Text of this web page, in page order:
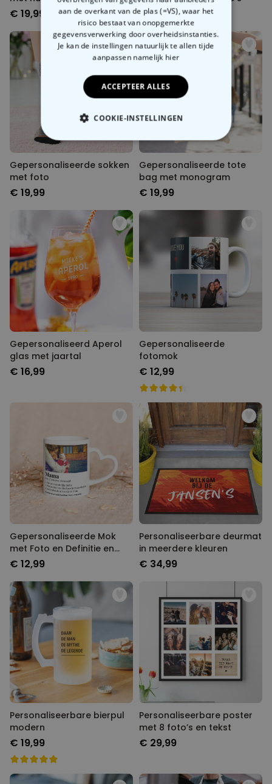
€ 19,99 € 29,99
Gepersonaliseerde sokken
met foto
€ 19,99
Gepersonaliseerde tote bag
met monogram
€ 19,99
Gepersonaliseerd Aperol glas
met jaartal
€ 16,99
Gepersonaliseerde fotomok
€ 12,99
Gepersonaliseerde Mok met
Foto en Definitie en Hart-
handvat
€ 12,99
Personaliseerbare deurmat in
meerdere kleuren
€ 34,99
Personaliseerbare bierpul
modern
€ 19,99
Personaliseerbare poster met
8 foto’s en tekst
€ 29,99
aan de overkant van de plas (=VS), waar het
risico bestaat van onopgemerkte
gegevensverwerking door overheidsinstanties.
Je kan de instellingen natuurlijk te allen tijde
aanpassen namelijk hier
ACCEPTEER ALLES
COOKIE-INSTELLINGEN
NOODZAKELIJK
PERFORMANCE